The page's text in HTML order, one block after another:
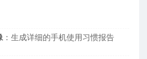
：生成详细的手机使用习惯报告